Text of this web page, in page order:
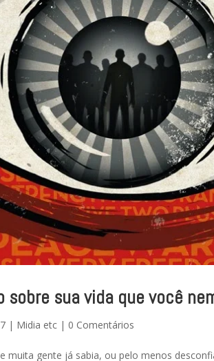
sobre sua vida que você
| Midia etc | 0 Comentários
muita gente já sabia, ou pelo menos